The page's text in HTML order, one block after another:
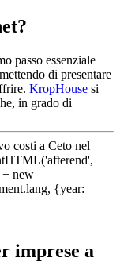
passo essenziale
di presentare
KropHouse si
in grado di
imprese a